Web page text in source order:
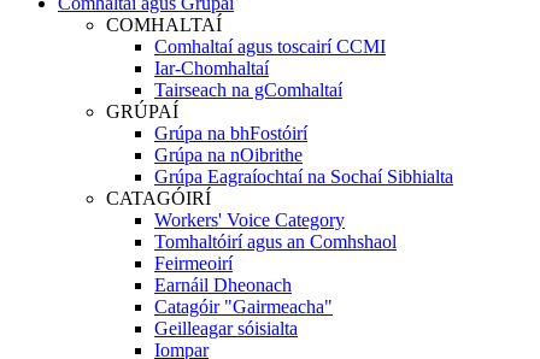
COMHALTAÍ
Comhaltaí agus toscairí CCMI
Iar-Chomhaltaí
Tairseach na gComhaltaí
GRÚPAÍ
Grúpa na bhFostóirí
Grúpa na nOibrithe
Grúpa Eagraíochtaí na Sochaí Sibhialta
CATAGÓIRÍ
Workers' Voice Category
Tomhaltóirí agus an Comhshaol
Feirmeoirí
Earnáil Dheonach
Catagóir "Gairmeacha"
Geilleagar sóisialta
Iompar